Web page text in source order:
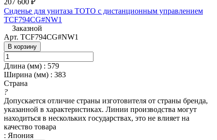
Сиденье для унитаза TOTO с дистанционным управлением
TCF794CG#NW1
Заказной
Арт. TCF794CG#NW1
В корзину
Длина (мм) : 579
Ширина (мм) : 383
Страна
?
Допускается отличие страны изготовителя от страны бренда,
указанной в характеристиках. Линии производства могут
находиться в нескольких государствах, это не влияет на
качество товара
: Япония